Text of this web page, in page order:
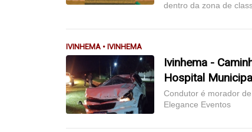
dentro da zona de
IVINHEMA • IVINHEMA
Ivinhema -
Hospital
Condutor é morador
Elegance Eventos